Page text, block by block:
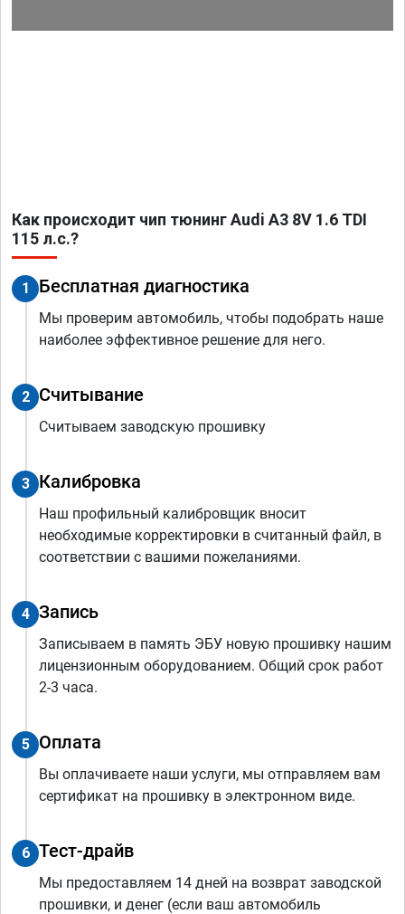
Как происходит чип тюнинг Audi A3 8V 1.6 TDI
115 л.с.?
1 Бесплатная диагностика
Мы проверим автомобиль, чтобы подобрать наше
наиболее эффективное решение для него.
2 Считывание
Считываем заводскую прошивку
3 Калибровка
Наш профильный калибровщик вносит
необходимые корректировки в считанный файл, в
соответствии с вашими пожеланиями.
4 Запись
Записываем в память ЭБУ новую прошивку нашим
лицензионным оборудованием. Общий срок работ
2-3 часа.
5 Оплата
Вы оплачиваете наши услуги, мы отправляем вам
сертификат на прошивку в электронном виде.
6 Тест-драйв
Мы предоставляем 14 дней на возврат заводской
прошивки, и денег (если ваш автомобиль